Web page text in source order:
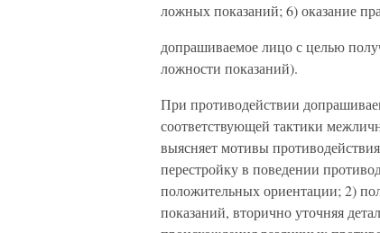
ложных показаний; 6) оказание
допрашиваемое лицо с целью
ложности показаний).
При противодействии
соответствующей тактики
выясняет мотивы
перестройку в поведении
положительных ориентации; 2)
показаний, вторично уточняя